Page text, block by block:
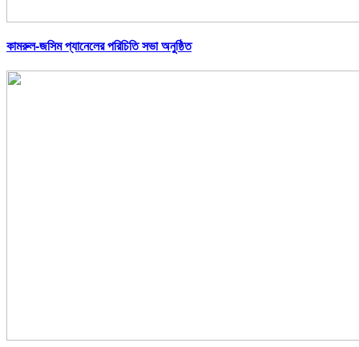
কামরুল-জসিম প্যানেলের পরিচিতি সভা অনুষ্ঠিত